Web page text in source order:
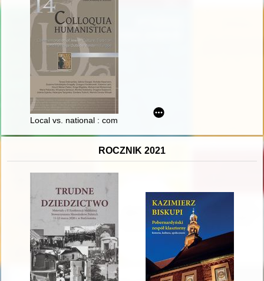
Local vs. national : commemorative practices of Jewish
ROCZNIK 2021